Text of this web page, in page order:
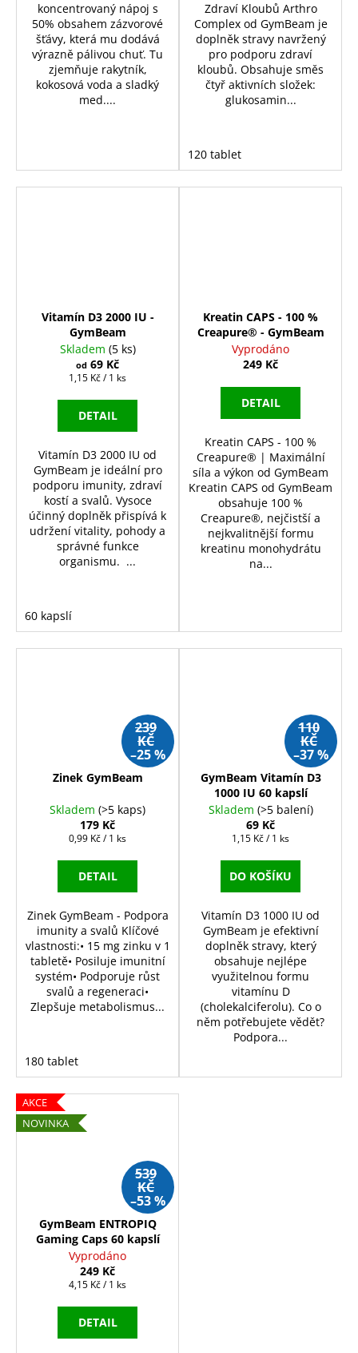
koncentrovaný nápoj s
50% obsahem zázvorové
šťávy, která mu dodává
výrazně pálivou chuť. Tu
zjemňuje rakytník,
kokosová voda a sladký
med....
Zdraví Kloubů Arthro
Complex od GymBeam je
doplněk stravy navržený
pro podporu zdraví
kloubů. Obsahuje směs
čtyř aktivních složek:
glukosamin...
120 tablet
Vitamín D3 2000 IU -
GymBeam
Skladem (5 ks)
od 69 Kč
Měrná
1,15 Kč / 1 ks
DETAIL
Vitamín D3 2000 IU od
GymBeam je ideální pro
podporu imunity, zdraví
kostí a svalů. Vysoce
účinný doplněk přispívá k
udržení vitality, pohody a
správné funkce
organismu. ...
60 kapslí
Kreatin CAPS - 100 %
Creapure® - GymBeam
Vyprodáno
249 Kč
DETAIL
Kreatin CAPS - 100 %
Creapure® | Maximální
síla a výkon od GymBeam
Kreatin CAPS od GymBeam
obsahuje 100 %
Creapure®, nejčistší a
nejkvalitnější formu
kreatinu monohydrátu
na...
239
KČ
–25 %
Zinek GymBeam
Skladem (>5 kaps)
179 Kč
Měrná
0,99 Kč / 1 ks
DETAIL
Zinek GymBeam - Podpora
imunity a svalů Klíčové
vlastnosti:• 15 mg zinku v 1
tabletě• Posiluje imunitní
systém• Podporuje růst
svalů a regeneraci•
Zlepšuje metabolismus...
180 tablet
110
KČ
–37 %
GymBeam Vitamín D3
1000 IU 60 kapslí
Skladem (>5 balení)
69 Kč
Měrná
1,15 Kč / 1 ks
DO KOŠÍKU
Vitamín D3 1000 IU od
GymBeam je efektivní
doplněk stravy, který
obsahuje nejlépe
využitelnou formu
vitamínu D
(cholekalciferolu). Co o
něm potřebujete vědět?
Podpora...
AKCE
NOVINKA
539
KČ
–53 %
GymBeam ENTROPIQ
Gaming Caps 60 kapslí
Vyprodáno
249 Kč
Měrná
4,15 Kč / 1 ks
DETAIL